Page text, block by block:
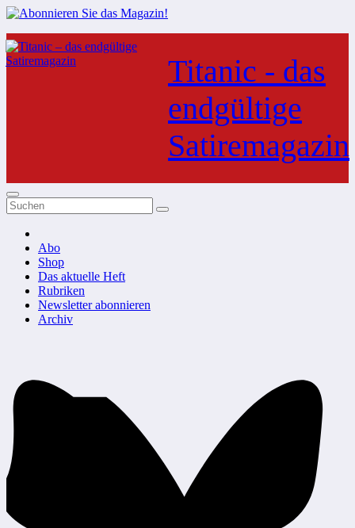
Zum
Inhalt
springen
Titanic - das
endgültige
Satiremagazin
Abo
Shop
Das aktuelle Heft
Rubriken
Newsletter abonnieren
Archiv